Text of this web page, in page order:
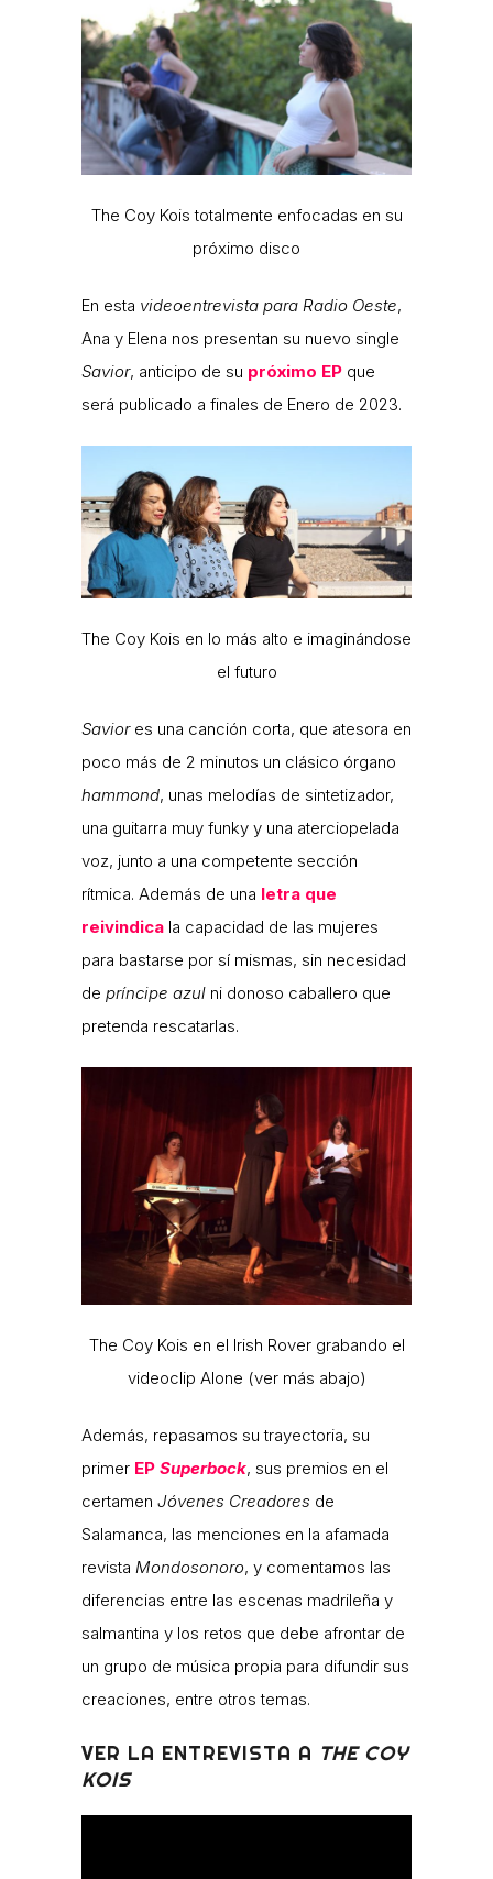
The Coy Kois totalmente enfocadas en su
próximo disco
En esta videoentrevista para Radio Oeste,
Ana y Elena nos presentan su nuevo single
Savior, anticipo de su próximo EP que
será publicado a finales de Enero de 2023.
The Coy Kois en lo más alto e imaginándose
el futuro
Saviores una canción corta, que atesora en
poco más de 2 minutos un clásico órgano
hammond, unas melodías de sintetizador,
una guitarra muy funky y una aterciopelada
voz, junto a una competente sección
rítmica. Además de una letra que
reivindica la capacidad de las mujeres
para bastarse por sí mismas, sin necesidad
de príncipe azul ni donoso caballero que
pretenda rescatarlas.
The Coy Kois en el Irish Rover grabando el
videoclip Alone (ver más abajo)
Además, repasamos su trayectoria, su
primer EP Superbock, sus premios en el
certamen Jóvenes Creadores de
Salamanca, las menciones en la afamada
revista Mondosonoro, y comentamos las
diferencias entre las escenas madrileña y
salmantina y los retos que debe afrontar de
un grupo de música propia para difundir sus
creaciones, entre otros temas.
VER LA ENTREVISTA A THE COY
KOIS